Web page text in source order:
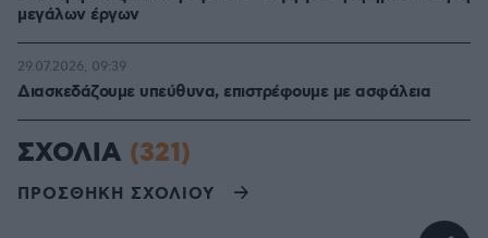
μεγάλων έργων
Διασκεδάζουμε υπεύθυνα, επιστρέφουμε με ασφάλεια
29.07.2026, 09:39
ΣΧΟΛΙΑ (321)
ΠΡΟΣΘΗΚΗ ΣΧΟΛΙΟΥ